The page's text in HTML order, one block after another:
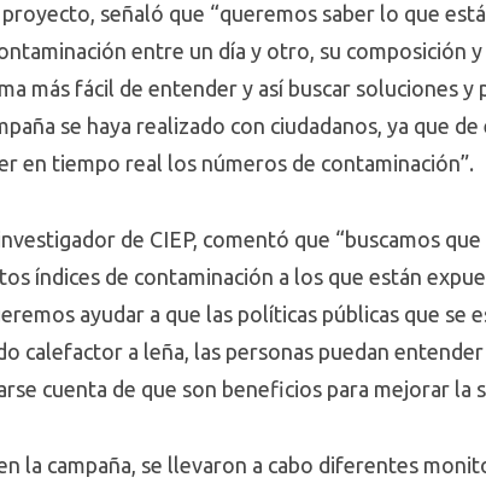
señaló que “queremos saber lo que
entre un día y otro, su composición
más fácil de entender y así buscar soluciones
se haya realizado con ciudadanos, ya que de
en tiempo real los números de contaminación”.
de CIEP, comentó que “buscamos
índices de contaminación a los que están
ayudar a que las políticas públicas que se
calefactor a leña, las personas puedan
cuenta de que son beneficios para mejorar la
la campaña, se llevaron a cabo diferentes